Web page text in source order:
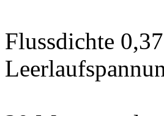
Flussdichte